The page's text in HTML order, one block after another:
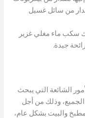
من سائل غسيل
سكب ماء مغلي غزير
جيدة.
الشائعة التي يبحث
الجميع، وذلك من أجل
والبيت بشكل عام،